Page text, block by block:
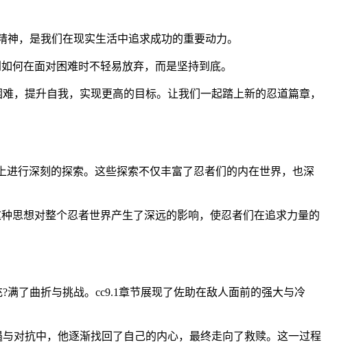
，是我们在现实生活中追求成功的重要动力。
何在面对困难时不轻易放弃，而是坚持到底。
，提升自我，实现更高的目标。让我们一起踏上新的忍道篇章，
行深刻的探索。这些探索不仅丰富了忍者们的内在世界，也深
思想对整个忍者世界产生了深远的影响，使忍者们在追求力量的
了曲折与挑战。cc9.1章节展现了佐助在敌人面前的强大与冷
对抗中，他逐渐找回了自己的内心，最终走向了救赎。这一过程